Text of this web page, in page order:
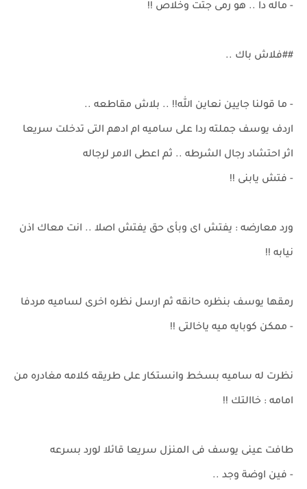
- ماله دا .. هو رمى جتت وخلاص !!
##فلاش باك ..
- ما قولنا جايين نعاين الله!! .. بلاش مقاطعه ..
اردف يوسف جملته ردا على ساميه ام ادهم التى تدخلت سريعا
اثر احتشاد رجال الشرطه .. ثم اعطى الامر لرجاله
- فتش يابنى !!
ورد معارضه : يفتش اى وبأى حق يفتش اصلا .. انت معاك اذن
نيابه !!
رمقها يوسف بنظره حانقه ثم ارسل نظره اخرى لساميه مردفا
- ممكن كوبايه ميه ياخالتى !!
نظرت له ساميه بسخط وانستكار على طريقه كلامه مغادره من
امامه : خاالتك !!
طافت عينى يوسف فى المنزل سريعا قائلا لورد بسرعه
- فين اوضة وجد ..